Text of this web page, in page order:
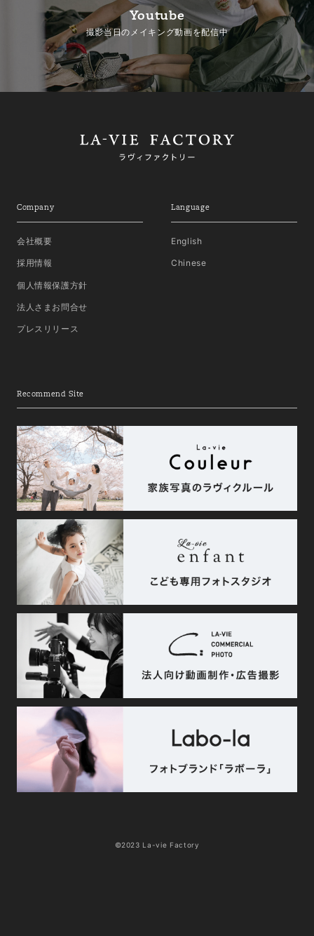
Youtube
撮影当日のメイキング動画を配信中
Company
会社概要
採用情報
個人情報保護方針
法人さまお問合せ
プレスリリース
Language
English
Chinese
Recommend Site
©2023 La-vie Factory